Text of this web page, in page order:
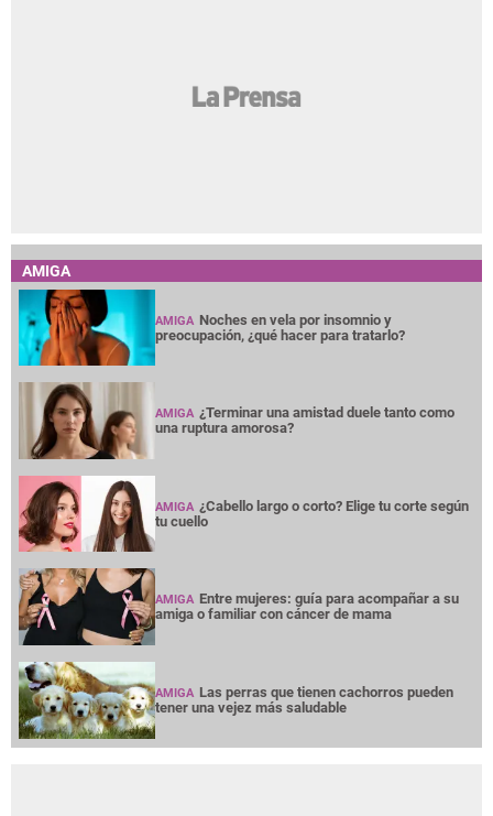
AMIGA
AMIGA Noches en vela por insomnio y
preocupación, ¿qué hacer para tratarlo?
AMIGA ¿Terminar una amistad duele tanto como
una ruptura amorosa?
AMIGA ¿Cabello largo o corto? Elige tu corte según
tu cuello
AMIGA Entre mujeres: guía para acompañar a su
amiga o familiar con cáncer de mama
AMIGA Las perras que tienen cachorros pueden
tener una vejez más saludable